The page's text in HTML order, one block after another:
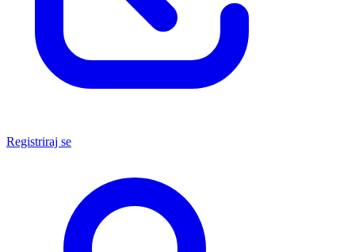
Registriraj se